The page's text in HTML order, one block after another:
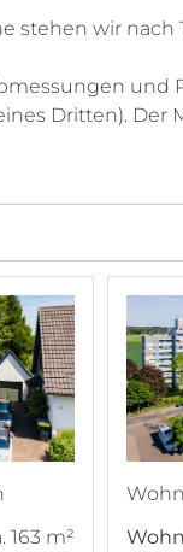
stehen wir nach
und
Dritten).
163 m²